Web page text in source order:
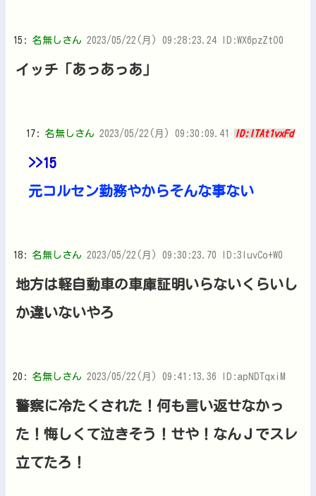
15: 名無しさん 2023/05/22(月) 09:28:23.24 ID:WX6pzZtO0
イッチ「あっあっあ」
17: 名無しさん 2023/05/22(月) 09:30:09.41 ID:lTAt1vxFd
>>15
元コルセン勤務やからそんな事ない
18: 名無しさん 2023/05/22(月) 09:30:23.70 ID:3IuvCo+W0
地方は軽自動車の車庫証明いらないくらいし
か違いないやろ
20: 名無しさん 2023/05/22(月) 09:41:13.36 ID:apNDTqxiM
警察に冷たくされた！何も言い返せなかっ
た！悔しくて泣きそう！せや！なんＪでスレ
立てたろ！